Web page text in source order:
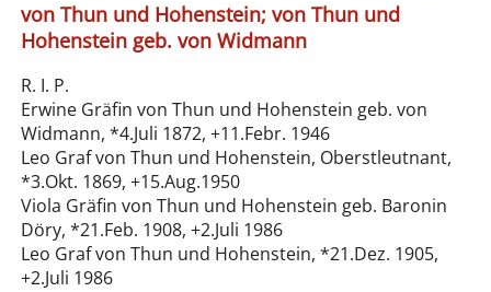
von Thun und Hohenstein; von Thun und
Hohenstein geb. von Widmann
R. I. P.
Erwine Gräfin von Thun und Hohenstein geb. von
Widmann, *4.Juli 1872, +11.Febr. 1946
Leo Graf von Thun und Hohenstein, Oberstleutnant,
*3.Okt. 1869, +15.Aug.1950
Viola Gräfin von Thun und Hohenstein geb. Baronin
Döry, *21.Feb. 1908, +2.Juli 1986
Leo Graf von Thun und Hohenstein, *21.Dez. 1905,
+2.Juli 1986